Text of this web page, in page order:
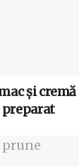
și
preparat